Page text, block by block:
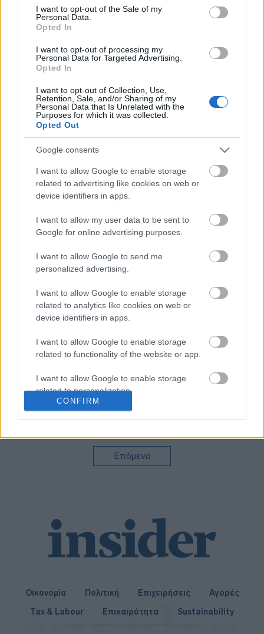
consent section.
I want to opt-out of the Sale of my
Personal Data.
Opted In
I want to opt-out of processing my
Personal Data for Targeted Advertising.
Opted In
I want to opt-out of Collection, Use,
Retention, Sale, and/or Sharing of my
Personal Data that Is Unrelated with the
Purposes for which it was collected.
Opted Out
Google consents
I want to allow Google to enable storage
related to advertising like cookies on web or
device identifiers in apps.
I want to allow my user data to be sent to
Google for online advertising purposes.
I want to allow Google to send me
personalized advertising.
I want to allow Google to enable storage
related to analytics like cookies on web or
device identifiers in apps.
I want to allow Google to enable storage
related to functionality of the website or app.
I want to allow Google to enable storage
related to personalization.
I want to allow Google to enable storage
functionality and fraud prevention, and other
CONFIRM
«Στοχευμένα και
προσωρινά μέτρα
στήριξης - Η Ευρώπη
θεμέλια»
24-04-2026 11:36
Πιερ Γκραμένια: Η
πετρελαίου και
φυσικού αερίου δεν θα
γρήγορα
μπορούσε να
χρησιμοποιηθεί για την
άμυνα
ESM: Στην ελίτ των
ισχυρών της
Ευρωζώνης τα
spread
Ο δρόμος για την
Επόμενο
Οικονομία Πολιτική Επιχειρήσεις
Αγορές
Tax & Labour
Επικαιρότητα Sustainability